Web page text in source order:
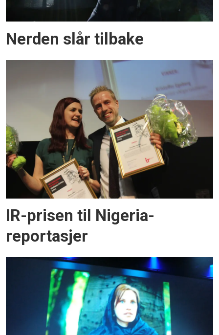
Nerden slår tilbake
IR-prisen til Nigeria-
reportasjer